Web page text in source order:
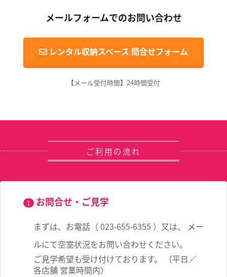
メールフォームでのお問い合わせ
レンタル収納スペース 問合せフォーム
【メール受付時間】24時間受付
ご利用の流れ
1 お問合せ・ご見学
まずは、お電話（ 023-655-6355 ）又は、 メー
ルにて空室状況をお問い合わせください。
ご見学希望も受け付けております。 （平日／
各店舗 営業時間内）